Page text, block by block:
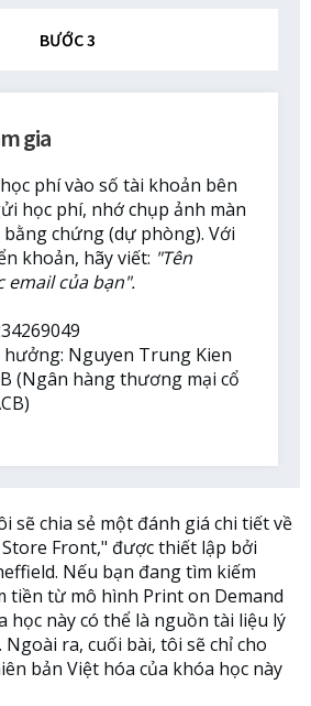
BƯỚC 3
gia
phí vào số tài khoản bên
học phí, nhớ chụp ảnh màn
chứng (dự phòng). Với
khoản, hãy viết: "Tên
email của bạn".
Nguyen Trung Kien
(Ngân hàng thương mại cổ
sẽ chia sẻ một đánh giá chi tiết về
Front," được thiết lập bởi
Nếu bạn đang tìm kiếm
tiền từ mô hình Print on Demand
học này có thể là nguồn tài liệu lý
ra, cuối bài, tôi sẽ chỉ cho
bản Việt hóa của khóa học này